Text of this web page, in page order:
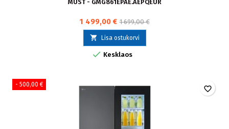
MUST - GMG861EPAE.AEPQEUR
1 499,00 € 1 699,00 €
 Lisa ostukorvi
 Kesklaos
- 500,00 € favorite_border